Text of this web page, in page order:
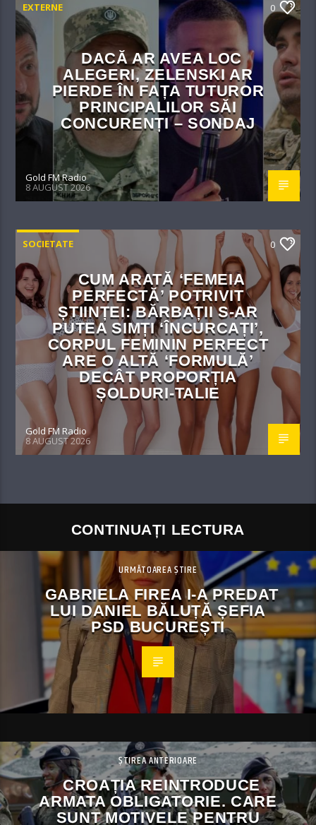
EXTERNE 0
DACĂ AR AVEA LOC
ALEGERI, ZELENSKI AR
PIERDE ÎN FAȚA TUTUROR
PRINCIPALILOR SĂI
CONCURENȚI – SONDAJ
Gold FM Radio
8 AUGUST 2026
SOCIETATE 0
CUM ARATĂ ‘FEMEIA
PERFECTĂ’ POTRIVIT
ȘTIINȚEI: BĂRBAȚII S-AR
PUTEA SIMȚI ‘ÎNCURCAȚI’,
CORPUL FEMININ PERFECT
ARE O ALTĂ ‘FORMULĂ’
DECÂT PROPORȚIA
ȘOLDURI-TALIE
Gold FM Radio
8 AUGUST 2026
CONTINUAȚI LECTURA
URMĂTOAREA ȘTIRE
GABRIELA FIREA I-A PREDAT
LUI DANIEL BĂLUȚĂ ȘEFIA
PSD BUCUREȘTI
ȘTIREA ANTERIOARE
CROAȚIA REINTRODUCE
ARMATA OBLIGATORIE. CARE
SUNT MOTIVELE PENTRU